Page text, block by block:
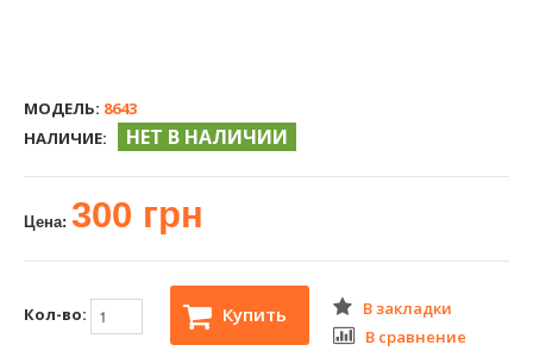
МОДЕЛЬ: 8643
НАЛИЧИЕ:
НЕТ В НАЛИЧИИ
Цена: 300 грн
Кол-во: Купить
В закладки
В сравнение